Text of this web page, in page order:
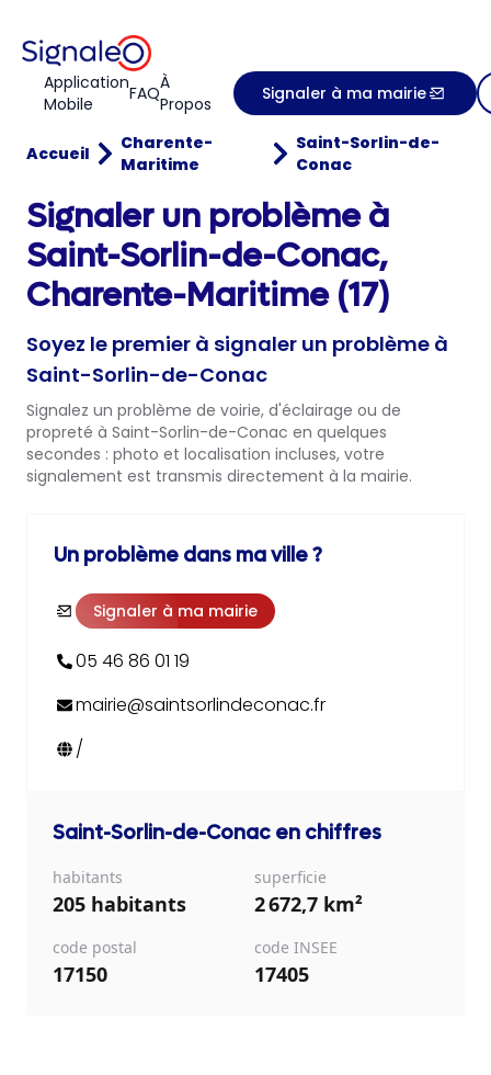
Application
Mobile
FAQÀ
Propos
Signaler à ma mairie
Accueil
Charente-
Maritime
Saint-Sorlin-de-
Conac
Signaler un problème à
Saint-Sorlin-de-Conac,
Charente-Maritime (17)
Soyez le premier à signaler un problème à
Saint-Sorlin-de-Conac
Signalez un problème de voirie, d'éclairage ou de
propreté à Saint-Sorlin-de-Conac en quelques
secondes : photo et localisation incluses, votre
signalement est transmis directement à la mairie.
Un problème dans ma ville ?
Signaler à ma mairie
05 46 86 01 19
mairie@saintsorlindeconac.fr
/
Saint-Sorlin-de-Conac en chiffres
habitants
205 habitants
superficie
2 672,7 km²
code postal
17150
code INSEE
17405